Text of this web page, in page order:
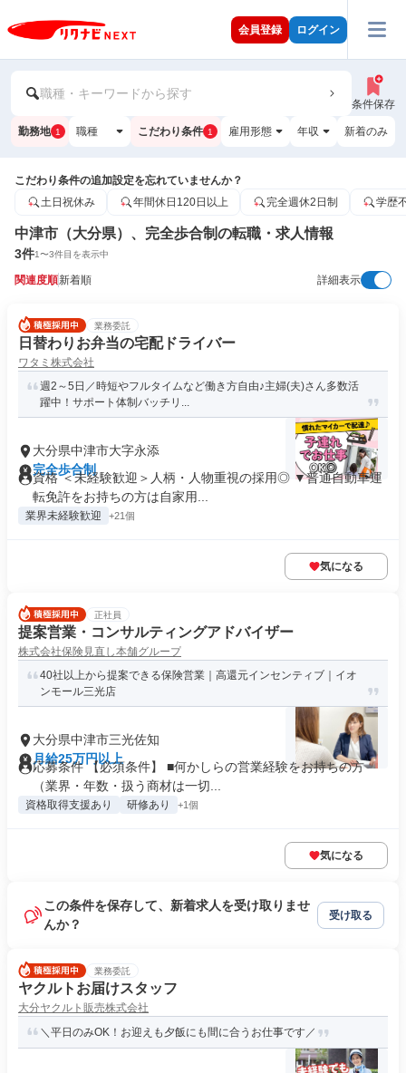
会員登録 ログイン
職種・キーワードから探す
条件保存
勤務地 1 職種 こだわり条件 1 雇用形態 年収 新着のみ
こだわり条件の追加設定を忘れていませんか？
土日祝休み
年間休日120日以上 完全週休2日制 学歴
中津市（大分県）、完全歩合制の転職・求人情報
3件1〜3件目を表示中
関連度順新着順 詳細表示
業務委託
日替わりお弁当の宅配ドライバー
ワタミ株式会社
週2～5日／時短やフルタイムなど働き方自由♪主婦(夫)さん多数活
躍中！サポート体制バッチリ...
大分県中津市大字永添
完全歩合制
資格 ＜未経験歓迎＞人柄・人物重視の採用◎ ▼普通自動車運
転免許をお持ちの方は自家用...
業界未経験歓迎 +21個
気になる
正社員
提案営業・コンサルティングアドバイザー
株式会社保険見直し本舗グループ
40社以上から提案できる保険営業｜高還元インセンティブ｜イオ
ンモール三光店
大分県中津市三光佐知
月給25万円以上
応募条件 【必須条件】 ■何かしらの営業経験をお持ちの方
（業界・年数・扱う商材は一切...
資格取得支援あり 研修あり +1個
気になる
この条件を保存して、新着求人を受け取りませ
んか？
受け取る
業務委託
ヤクルトお届けスタッフ
大分ヤクルト販売株式会社
＼平日のみOK！お迎えも夕飯にも間に合うお仕事です／